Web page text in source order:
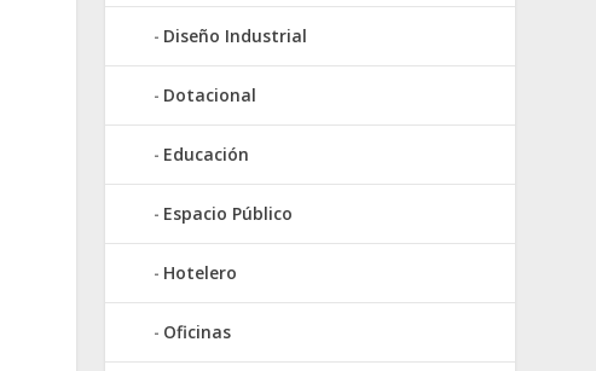
Diseño Industrial
Dotacional
Educación
Espacio Público
Hotelero
Oficinas